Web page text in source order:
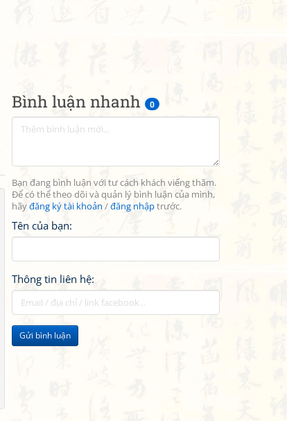
Bình luận nhanh 0
Bạn đang bình luận với tư cách khách viếng thăm.
Để có thể theo dõi và quản lý bình luận của mình,
hãyđăng ký tài khoản /đăng nhậptrước.
Tên của bạn:
Thông tin liên hệ:
Gửi bình luận